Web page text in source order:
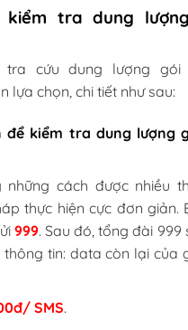
tra dung
cứu dung lượng gói
lựa chọn, chi tiết như sau:
để kiểm tra dung lượng
cách được nhiều
thực hiện cực đơn giản.
999. Sau đó, tổng đài 999
tin: data còn lại của
SMS.